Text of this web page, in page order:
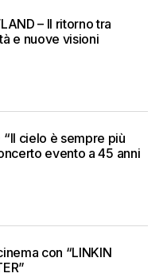
– Il ritorno tra
e nuove visioni
“Il cielo è sempre più
evento a 45 anni
con “LINKIN